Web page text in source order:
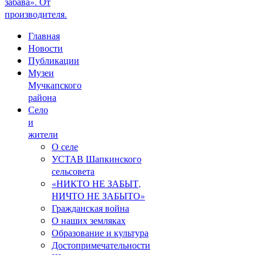
производителя.
Главная
Новости
Публикации
Музеи
Мучкапского
района
Село
и
жители
О селе
УСТАВ Шапкинского
сельсовета
«НИКТО НЕ ЗАБЫТ,
НИЧТО НЕ ЗАБЫТО»
Гражданская война
О наших земляках
Образование и культура
Достопримечательности